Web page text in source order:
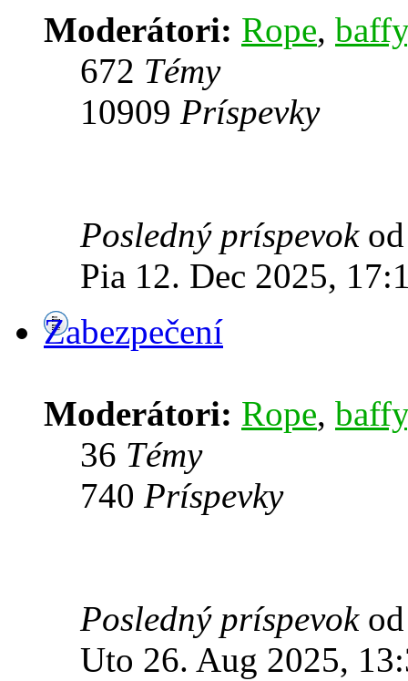
Moderátori: Rope, baffy
672 Témy
10909 Príspevky
Posledný príspevok
Pia 12. Dec 2025,
Zabezpečení
Moderátori: Rope, baffy
36 Témy
740 Príspevky
Posledný príspevok
Uto 26. Aug 2025,